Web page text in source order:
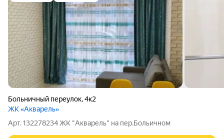
Больничный переулок,4к2
ЖК «Акварель»
Арт. 132278234 ЖК "Акварель" на пер.Больичном